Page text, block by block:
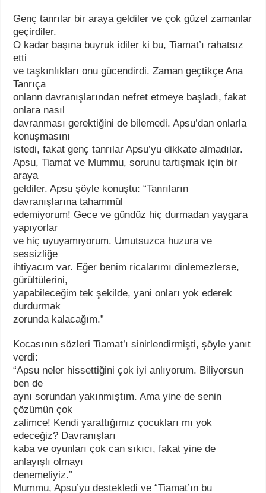
Genç tanrılar bir araya geldiler ve çok güzel zamanlar
geçirdiler.
O kadar başına buyruk idiler ki bu, Tiamat’ı rahatsız
etti
ve taşkınlıkları onu gücendirdi. Zaman geçtikçe Ana
Tanrıça
onlann davranışlarından nefret etmeye başladı, fakat
onlara nasıl
davranması gerektiğini de bilemedi. Apsu’dan onlarla
konuşmasını
istedi, fakat genç tanrılar Apsu’yu dikkate almadılar.
Apsu, Tiamat ve Mummu, sorunu tartışmak için bir
araya
geldiler. Apsu şöyle konuştu: “Tanrıların
davranışlarına tahammül
edemiyorum! Gece ve gündüz hiç durmadan yaygara
yapıyorlar
ve hiç uyuyamıyorum. Umutsuzca huzura ve
sessizliğe
ihtiyacım var. Eğer benim ricalarımı dinlemezlerse,
gürültülerini,
yapabileceğim tek şekilde, yani onları yok ederek
durdurmak
zorunda kalacağım.”
Kocasının sözleri Tiamat’ı sinirlendirmişti, şöyle yanıt
verdi:
“Apsu neler hissettiğini çok iyi anlıyorum. Biliyorsun
ben de
aynı sorundan yakınmıştım. Ama yine de senin
çözümün çok
zalimce! Kendi yarattığımız çocukları mı yok
edeceğiz? Davranışları
kaba ve oyunları çok can sıkıcı, fakat yine de
anlayışlı olmayı
denemeliyiz.”
Mummu, Apsu’yu destekledi ve “Tiamat’ın bu